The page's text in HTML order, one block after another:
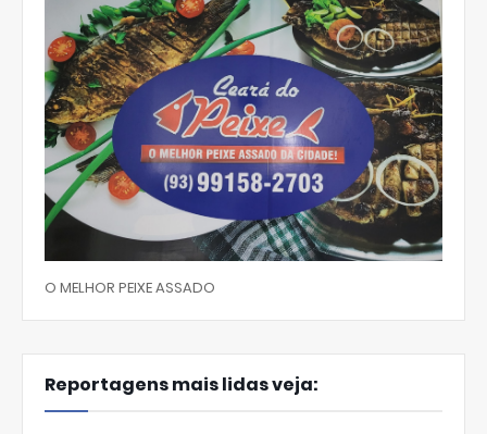
O MELHOR PEIXE ASSADO
Reportagens mais lidas veja: